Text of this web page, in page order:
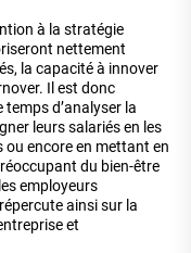
à la stratégie
nettement
la capacité à innover
Il est donc
d’analyser la
leurs salariés en les
encore en mettant en
du bien-être
employeurs
ainsi sur la
et